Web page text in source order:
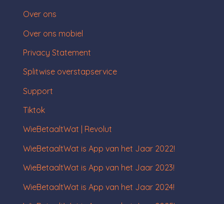
Over ons
Over ons mobiel
Privacy Statement
Splitwise overstapservice
Support
Tiktok
WieBetaaltWat | Revolut
WieBetaaltWat is App van het Jaar 2022!
WieBetaaltWat is App van het Jaar 2023!
WieBetaaltWat is App van het Jaar 2024!